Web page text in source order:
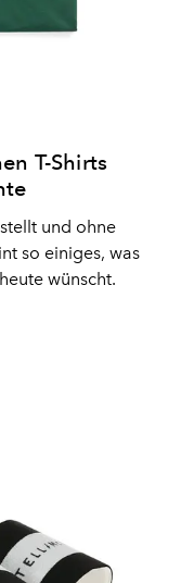
T-Shirts
und ohne
so einiges, was
wünscht.